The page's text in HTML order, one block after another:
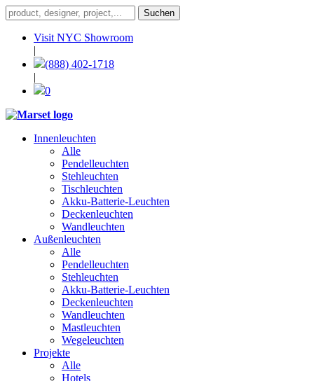
Visit NYC Showroom
|
(888) 402-1718
|
0
Innenleuchten
Alle
Pendelleuchten
Stehleuchten
Tischleuchten
Akku-Batterie-Leuchten
Deckenleuchten
Wandleuchten
Außenleuchten
Alle
Pendelleuchten
Stehleuchten
Akku-Batterie-Leuchten
Deckenleuchten
Wandleuchten
Mastleuchten
Wegeleuchten
Projekte
Alle
Hotels